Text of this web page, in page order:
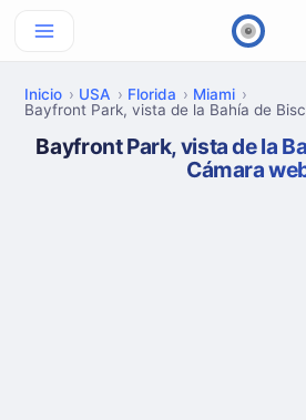
Inicio USA Florida
Miami
Bayfront Park, vista de la Bahía de
Bayfront Park, vista de la
Cámara